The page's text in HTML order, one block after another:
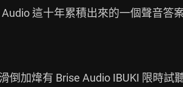
這十年累積出來的一個聲音答
倒加煒有 Brise Audio IBUKI 限時試